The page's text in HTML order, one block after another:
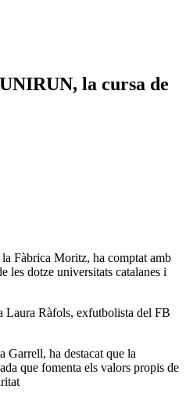
la cursa de
la Fàbrica Moritz, ha comptat amb
les dotze universitats catalanes i
Laura Ràfols, exfutbolista del FB
Garrell, ha destacat que la
que fomenta els valors propis de